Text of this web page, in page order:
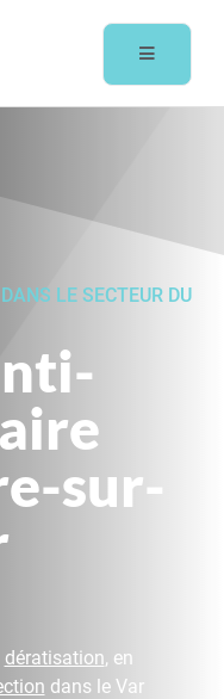
LE SECTEUR DU
sur-
dératisation, en
dans le Var